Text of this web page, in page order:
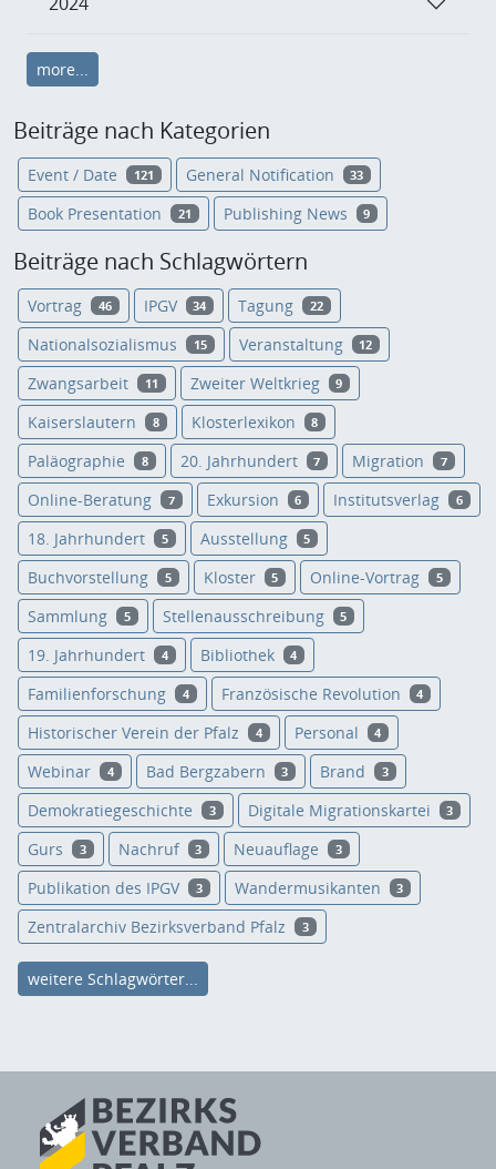
more...
Beiträge nach Kategorien
Event / Date 121 General Notification 33
Book Presentation 21 Publishing News 9
Beiträge nach Schlagwörtern
Vortrag 46 IPGV 34 Tagung 22
Nationalsozialismus 15 Veranstaltung 12
Zwangsarbeit 11 Zweiter Weltkrieg 9
Kaiserslautern 8 Klosterlexikon 8
Paläographie 8 20. Jahrhundert 7 Migration 7
Online-Beratung 7 Exkursion 6 Institutsverlag 6
18. Jahrhundert 5 Ausstellung 5
Buchvorstellung 5 Kloster 5 Online-Vortrag 5
Sammlung 5 Stellenausschreibung 5
19. Jahrhundert 4 Bibliothek 4
Familienforschung 4 Französische Revolution 4
Historischer Verein der Pfalz 4 Personal 4
Webinar 4 Bad Bergzabern 3 Brand 3
Demokratiegeschichte 3 Digitale Migrationskartei 3
Gurs 3 Nachruf 3 Neuauflage 3
Publikation des IPGV 3 Wandermusikanten 3
Zentralarchiv Bezirksverband Pfalz 3
weitere Schlagwörter...